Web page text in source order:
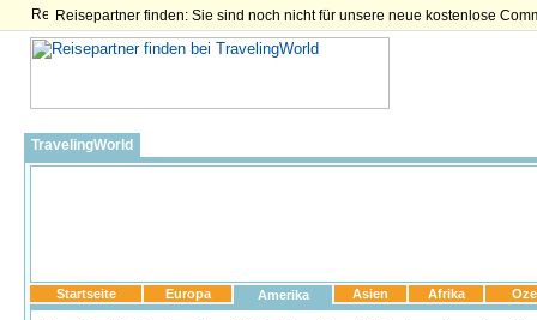
Reisepartner finden: Sie sind noch nicht für unsere neue kostenlose
TravelingWorld
Startseite Europa Amerika Asien Afrika